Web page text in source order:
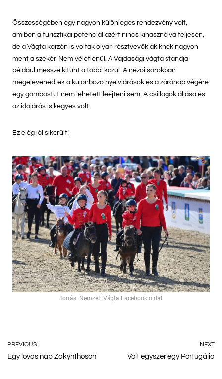
Összességében egy nagyon különleges rendezvény volt,
amiben a turisztikai potenciál azért nincs kihasználva teljesen,
de a Vágta korzón is voltak olyan résztvevők akiknek nagyon
ment a szekér. Nem véletlenül. A Vajdasági vágta standja
például messze kitűnt a többi közül. A nézői sorokban
megelevenedtek a különböző nyelvjárások és a zárónap végére
egy gombostűt nem lehetett leejteni sem. A csillagok állása és
az időjárás is kegyes volt.
Ez elég jól sikerült!
forrás: Nemzeti Vágta Facebook oldal
PREVIOUS
Egy lovas nap Zakynthoson
NEXT
Volt egyszer egy Portugália